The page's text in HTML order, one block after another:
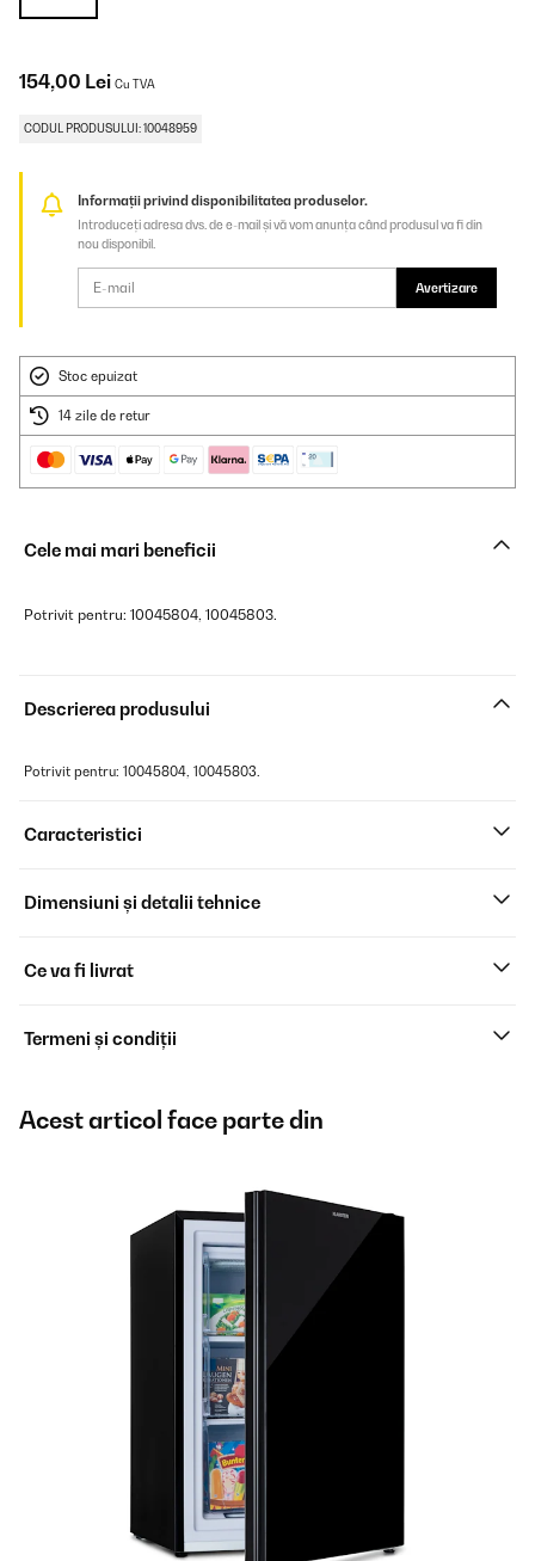
154,00 Lei Cu TVA
CODUL PRODUSULUI: 10048959
Informații privind disponibilitatea produselor.
Introduceți adresa dvs. de e-mail și vă vom anunța când produsul va fi din
nou disponibil.
Avertizare
Stoc epuizat
14 zile de retur
Cele mai mari beneficii
Potrivit pentru: 10045804, 10045803.
Descrierea produsului
Potrivit pentru: 10045804, 10045803.
Caracteristici
Dimensiuni și detalii tehnice
Ce va fi livrat
Termeni și condiții
Acest articol face parte din